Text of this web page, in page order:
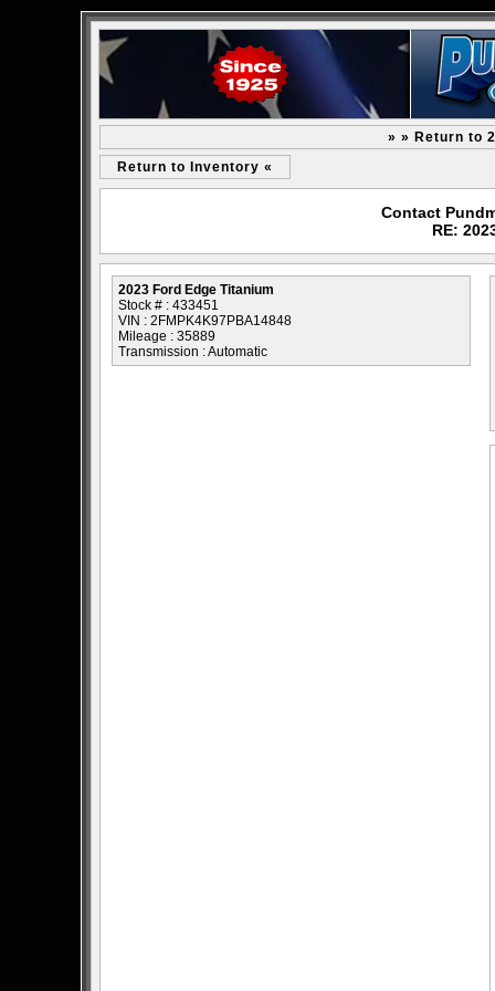
» » Return to
Return to Inventory «
Contact
RE:
2023 Ford Edge Titanium
Stock # : 433451
VIN : 2FMPK4K97PBA14848
Mileage : 35889
Transmission : Automatic